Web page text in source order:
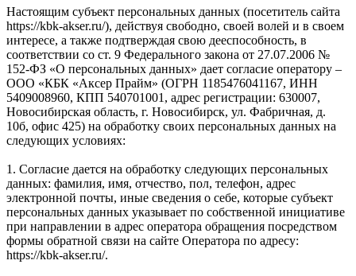
Настоящим субъект персональных данных (посетитель сайта
https://kbk-akser.ru/), действуя свободно, своей волей и в своем
интересе, а также подтверждая свою дееспособность, в
соответствии со ст. 9 Федерального закона от 27.07.2006 №
152-ФЗ «О персональных данных» дает согласие оператору –
ООО «КБК «Аксер Прайм» (ОГРН 1185476041167, ИНН
5409008960, КПП 540701001, адрес регистрации: 630007,
Новосибирская область, г. Новосибирск, ул. Фабричная, д.
10б, офис 425) на обработку своих персональных данных на
следующих условиях:
1. Согласие дается на обработку следующих персональных
данных: фамилия, имя, отчество, пол, телефон, адрес
электронной почты, иные сведения о себе, которые субъект
персональных данных указывает по собственной инициативе
при направлении в адрес оператора обращения посредством
формы обратной связи на сайте Оператора по адресу:
https://kbk-akser.ru/.